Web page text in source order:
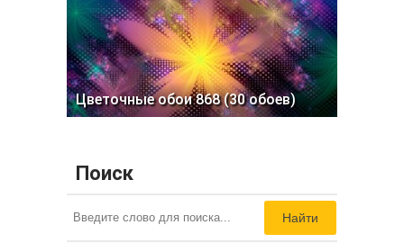
Цветочные обои 868 (30 обоев)
Поиск
Найти